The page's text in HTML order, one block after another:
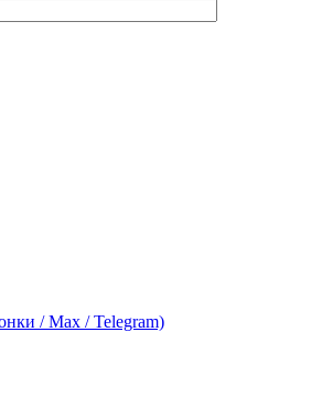
/ Max / Telegram)